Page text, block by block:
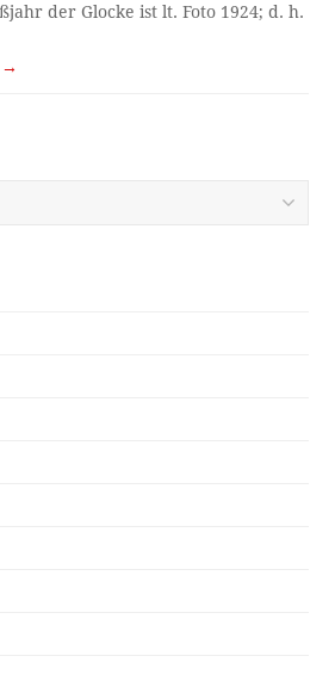
der Glocke ist lt. Foto 1924; d. h.
→